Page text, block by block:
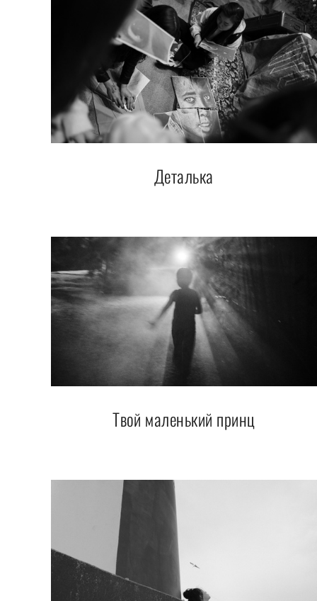
Деталька
Твой маленький принц